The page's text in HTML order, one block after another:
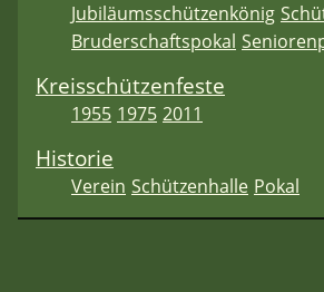
Jubiläumsschützenkönig
Bruderschaftspokal
Kreisschützenfeste
1955 1975 2011
Historie
Verein Schützenhalle Pokal